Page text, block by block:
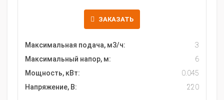
ЗАКАЗАТЬ
Максимальная подача, м3/ч:
3
Максимальный напор, м:
6
Мощность, кВт:
0.045
Напряжение, В:
220